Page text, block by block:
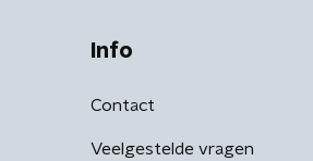
Info
Contact
Veelgestelde vragen